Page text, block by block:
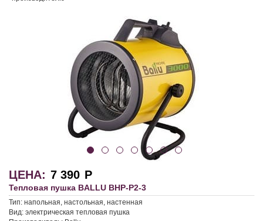
ЦЕНА: 7 390 Р
Тепловая пушка BALLU BHP-P2-3
Тип: напольная, настольная, настенная
Вид: электрическая тепловая пушка